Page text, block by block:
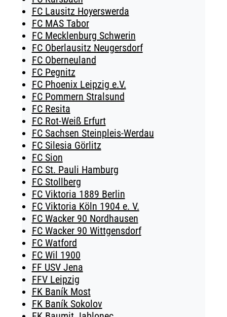
FC Lausitz Hoyerswerda
FC MAS Tabor
FC Mecklenburg Schwerin
FC Oberlausitz Neugersdorf
FC Oberneuland
FC Pegnitz
FC Phoenix Leipzig e.V.
FC Pommern Stralsund
FC Resita
FC Rot-Weiß Erfurt
FC Sachsen Steinpleis-Werdau
FC Silesia Görlitz
FC Sion
FC St. Pauli Hamburg
FC Stollberg
FC Viktoria 1889 Berlin
FC Viktoria Köln 1904 e. V.
FC Wacker 90 Nordhausen
FC Wacker 90 Wittgensdorf
FC Watford
FC Wil 1900
FF USV Jena
FFV Leipzig
FK Baník Most
FK Baník Sokolov